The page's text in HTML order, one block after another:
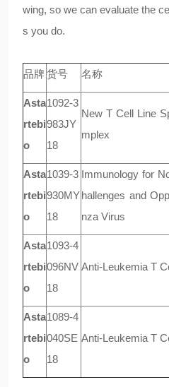
wing, so we can evaluate the
s you do.
品牌 货号 名称
Asta
rtebi
o
1092-3
983JY
18
New T Cell Line
mplex
Asta
rtebi
o
1039-3
930MY
18
Immunology for
hallenges and
nza Virus
Asta
rtebi
o
1093-4
096NV
18
Anti-Leukemia T
Asta
rtebi
o
1089-4
040SE
18
Anti-Leukemia T